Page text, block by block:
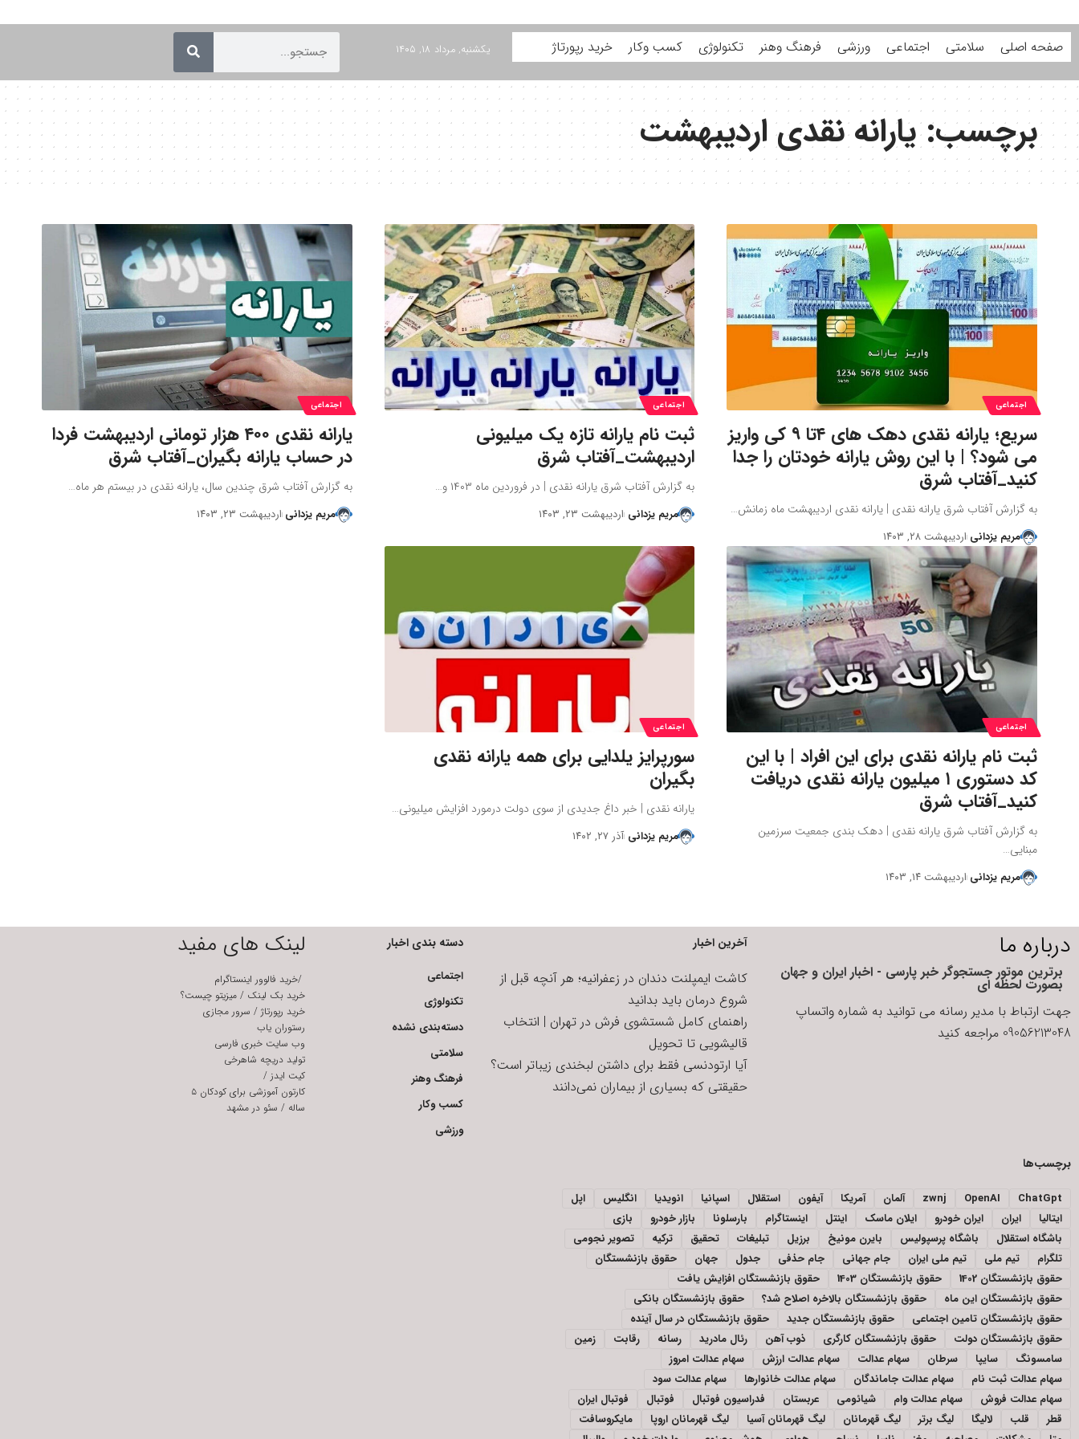
صفحه اصلی سلامتی اجتماعی ورزشی فرهنگ وهنر تکنولوژی کسب وکار خرید رپورتاژ یکشنبه, مرداد ۱۸, ۱۴۰۵
برچسب:یارانه نقدی اردیبهشت
اجتماعی
سریع؛ یارانه نقدی دهک های ۴تا ۹ کی واریز
می شود؟ | با این روش یارانه خودتان را جدا
کنید_آفتاب شرق
به گزارش آفتاب شرق یارانه نقدی | یارانه نقدی اردیبهشت ماه زمانش…
مریم یزدانی اردیبهشت ۲۸, ۱۴۰۳
اجتماعی
ثبت نام یارانه تازه یک میلیونی
اردیبهشت_آفتاب شرق
به گزارش آفتاب شرق یارانه نقدی | در فروردین ماه ۱۴۰۳ و…
مریم یزدانی اردیبهشت ۲۳, ۱۴۰۳
اجتماعی
یارانه نقدی ۴۰۰ هزار تومانی اردیبهشت فردا
در حساب یارانه بگیران_آفتاب شرق
به گزارش آفتاب شرق چندین سال، یارانه نقدی در بیستم هر ماه…
مریم یزدانی اردیبهشت ۲۳, ۱۴۰۳
اجتماعی
ثبت نام یارانه نقدی برای این افراد | با این
کد دستوری ۱ میلیون یارانه نقدی دریافت
کنید_آفتاب شرق
به گزارش آفتاب شرق یارانه نقدی | دهک بندی جمعیت سرزمین
مبنایی…
مریم یزدانی اردیبهشت ۱۴, ۱۴۰۳
اجتماعی
سورپرایز یلدایی برای همه یارانه نقدی
بگیران
یارانه نقدی | خبر داغ جدیدی از سوی دولت درمورد افزایش میلیونی…
مریم یزدانی آذر ۲۷, ۱۴۰۲
درباره ما
برترین موتور جستجوگر خبر پارسی - اخبار ایران و جهان
بصورت لحظه ای
جهت ارتباط با مدیر رسانه می توانید به شماره واتساپ
09056213048 مراجعه کنید
آخرین اخبار
کاشت ایمپلنت دندان در زعفرانیه؛ هر آنچه قبل از
شروع درمان باید بدانید
راهنمای کامل شستشوی فرش در تهران | انتخاب
قالیشویی تا تحویل
آیا ارتودنسی فقط برای داشتن لبخندی زیباتر است؟
حقیقتی که بسیاری از بیماران نمی‌دانند
دسته بندی اخبار
اجتماعی
تکنولوژی
دسته‌بندی نشده
سلامتی
فرهنگ وهنر
کسب وکار
ورزشی
لینک های مفید
/خرید فالوور اینستاگرام
خرید بک لینک / میزیتو چیست؟
خرید رپورتاژ/ سرور مجازی
رستوران یاب
وب سایت خبری فارسی
تولید دریچه شاهرخی
کیت ایدز /
کارتون آموزشی برای کودکان ۵
ساله / سئو در مشهد
برچسب‌ها
ChatGpt
OpenAI
zwnj آلمان آمریکا آیفون استقلال اسپانیا انویدیا انگلیس
اپل
ایتالیا
ایران ایران خودرو ایلان ماسک اینتل اینستاگرام بارسلونا بازار خودرو
بازی
باشگاه استقلال
باشگاه پرسپولیس بایرن مونیخ برزیل تبلیغات تحقیق ترکیه
تصویر نجومی
تلگرام
تیم ملی تیم ملی ایران جام جهانی جام حذفی جدول جهان
حقوق بازنشستگان
حقوق بازنشستگان 1402
حقوق بازنشستگان 1403
حقوق بازنشستگان افزایش یافت
حقوق بازنشستگان این ماه
حقوق بازنشستگان بالاخره اصلاح شد؟
حقوق بازنشستگان بانکی
حقوق بازنشستگان تامین اجتماعی
حقوق بازنشستگان جدید
حقوق بازنشستگان در سال آینده
حقوق بازنشستگان دولت
حقوق بازنشستگان کارگری ذوب آهن رئال مادرید رسانه رقابت
زمین
سامسونگ
سایپا سرطان سهام عدالت سهام عدالت ارزش
سهام عدالت امروز
سهام عدالت ثبت نام
سهام عدالت جاماندگان سهام عدالت خانوارها
سهام عدالت سود
سهام عدالت فروش
سهام عدالت وام شیائومی عربستان فدراسیون فوتبال فوتبال
فوتبال ایران
قطر
قلب لالیگا لیگ برتر لیگ قهرمانان لیگ قهرمانان آسیا لیگ قهرمانان اروپا
مایکروسافت